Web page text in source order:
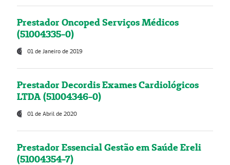
Prestador Oncoped Serviços Médicos
(51004335-0)
01 de Janeiro de 2019
Prestador Decordis Exames Cardiológicos
LTDA (51004346-0)
01 de Abril de 2020
Prestador Essencial Gestão em Saúde Ereli
(51004354-7)